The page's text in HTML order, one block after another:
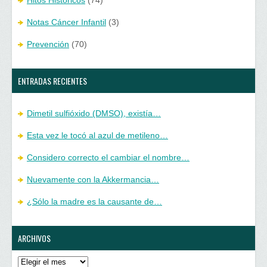
Notas Cáncer Infantil (3)
Prevención (70)
ENTRADAS RECIENTES
Dimetil sulfióxido (DMSO), existía…
Esta vez le tocó al azul de metileno…
Considero correcto el cambiar el nombre…
Nuevamente con la Akkermancia…
¿Sólo la madre es la causante de…
ARCHIVOS
Archivos